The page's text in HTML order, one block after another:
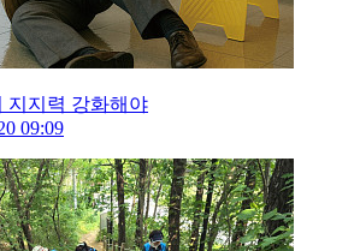
지지력 강화해야
09:09